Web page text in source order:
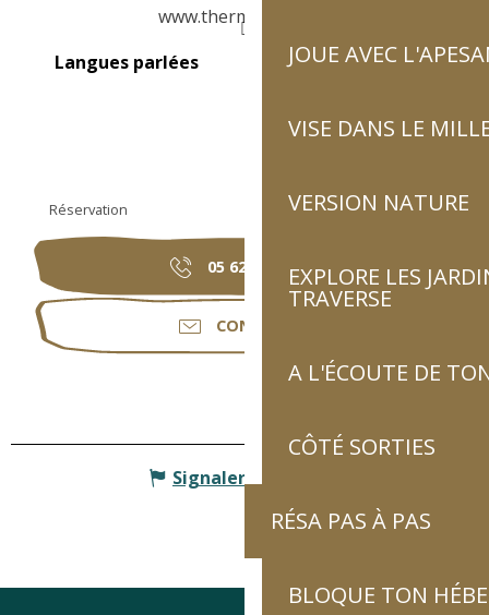
JOUE AVEC
VISE DANS LE
VERSION NATURE
EXPLORE LES
TRAVERSE
A L'ÉCOUTE DE
CÔTÉ SORTIES
RÉSA PAS À PAS
BLOQUE TON
www.thermesdeluz.fr
Langues parlées
Langues parlées
Réservation
05 62 92 81▒▒
CONTACTER
Signaler une erreur